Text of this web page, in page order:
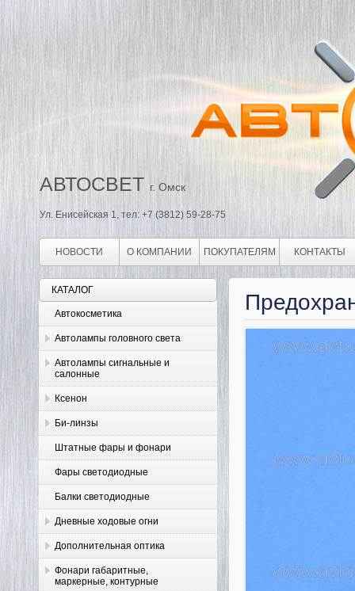
АВТОСВЕТ г. Омск
Ул. Енисейская 1, тел: +7 (3812) 59-28-75
НОВОСТИ О КОМПАНИИ ПОКУПАТЕЛЯМ КОНТАКТЫ
КАТАЛОГ
Автокосметика
Автолампы головного света
Автолампы сигнальные и
салонные
Ксенон
Би-линзы
Штатные фары и фонари
Фары светодиодные
Балки светодиодные
Дневные ходовые огни
Дополнительная оптика
Фонари габаритные,
маркерные, контурные